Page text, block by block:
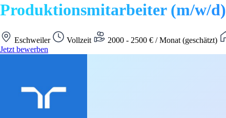
Produktionsmitarbeiter (m/w/d)
Eschweiler Vollzeit 2000 - 2500 € / Monat (geschätzt)
Jetzt bewerben